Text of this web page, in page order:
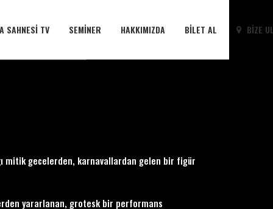
SAHNESI TV SEMINER HAKKIMIZDA BILET AL BIZE
mitik gecelerden, karnavallardan gelen bir figür
yararlanan, grotesk bir performans